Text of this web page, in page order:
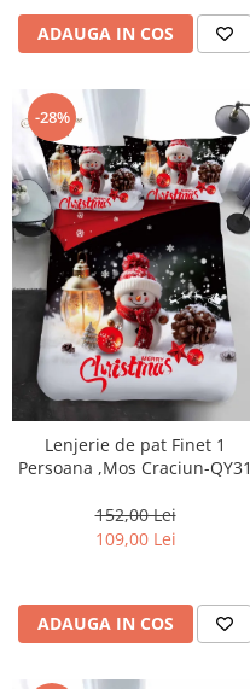
ADAUGA IN COS
-28%
Lenjerie de pat Finet 1
Persoana ,Mos Craciun-QY31
152,00 Lei
109,00 Lei
ADAUGA IN COS